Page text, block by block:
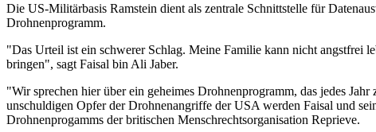
Die US-Militärbasis Ramstein dient als zentrale Schnittstelle für
Drohnenprogramm.
"Das Urteil ist ein schwerer Schlag. Meine Familie kann nicht angstfrei
bringen", sagt Faisal bin Ali Jaber.
"Wir sprechen hier über ein geheimes Drohnenprogramm, das jedes
unschuldigen Opfer der Drohnenangriffe der USA werden Faisal und
Drohnenprogamms der britischen Menschrechtsorganisation Reprieve.